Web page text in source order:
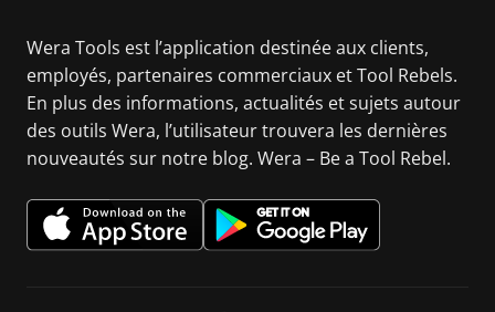
Wera Tools est l’application destinée aux clients,
employés, partenaires commerciaux et Tool Rebels.
En plus des informations, actualités et sujets autour
des outils Wera, l’utilisateur trouvera les dernières
nouveautés sur notre blog. Wera – Be a Tool Rebel.